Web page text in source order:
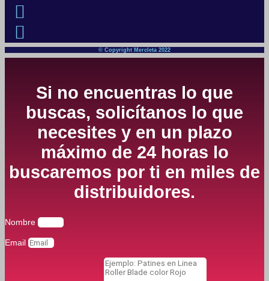
© Copyright Mercleta 2022
Si no encuentras lo que
buscas, solicítanos lo que
necesites y en un plazo
máximo de 24 horas lo
buscaremos por ti en miles de
distribuidores.
Nombre
Email